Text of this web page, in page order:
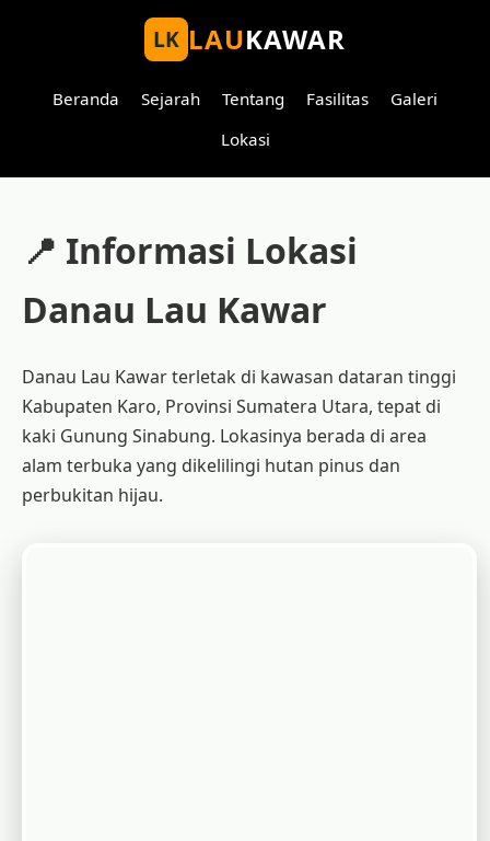
LK LAUKAWAR
Beranda Sejarah Tentang Fasilitas
Galeri
Lokasi
📍 Informasi Lokasi
Danau Lau Kawar
Danau Lau Kawar terletak di kawasan dataran tinggi
Kabupaten Karo, Provinsi Sumatera Utara, tepat di
kaki Gunung Sinabung. Lokasinya berada di area
alam terbuka yang dikelilingi hutan pinus dan
perbukitan hijau.